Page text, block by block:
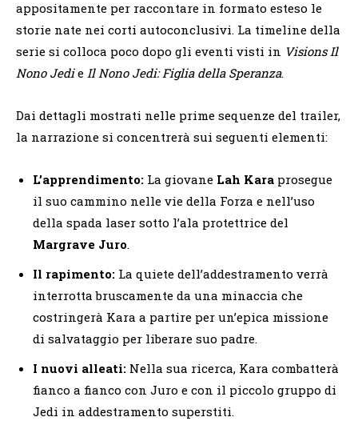
appositamente per raccontare in formato esteso le
storie nate nei corti autoconclusivi. La timeline della
serie si colloca poco dopo gli eventi visti in Visions Il
Nono Jedie Il Nono Jedi: Figlia della Speranza.
Dai dettagli mostrati nelle prime sequenze del trailer,
la narrazione si concentrerà sui seguenti elementi:
L’apprendimento: La giovane Lah Kara prosegue
il suo cammino nelle vie della Forza e nell’uso
della spada laser sotto l’ala protettrice del
Margrave Juro.
Il rapimento: La quiete dell’addestramento verrà
interrotta bruscamente da una minaccia che
costringerà Kara a partire per un’epica missione
di salvataggio per liberare suo padre.
I nuovi alleati: Nella sua ricerca, Kara combatterà
fianco a fianco con Juro e con il piccolo gruppo di
Jedi in addestramento superstiti.